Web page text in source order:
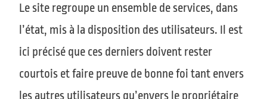
Le site regroupe un ensemble de services, dans
l’état, mis à la disposition des utilisateurs. Il est
ici précisé que ces derniers doivent rester
courtois et faire preuve de bonne foi tant envers
les autres utilisateurs qu’envers le propriétaire